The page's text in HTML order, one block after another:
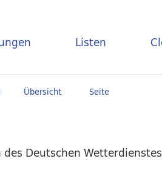
Listen
Übersicht Seite
Deutschen